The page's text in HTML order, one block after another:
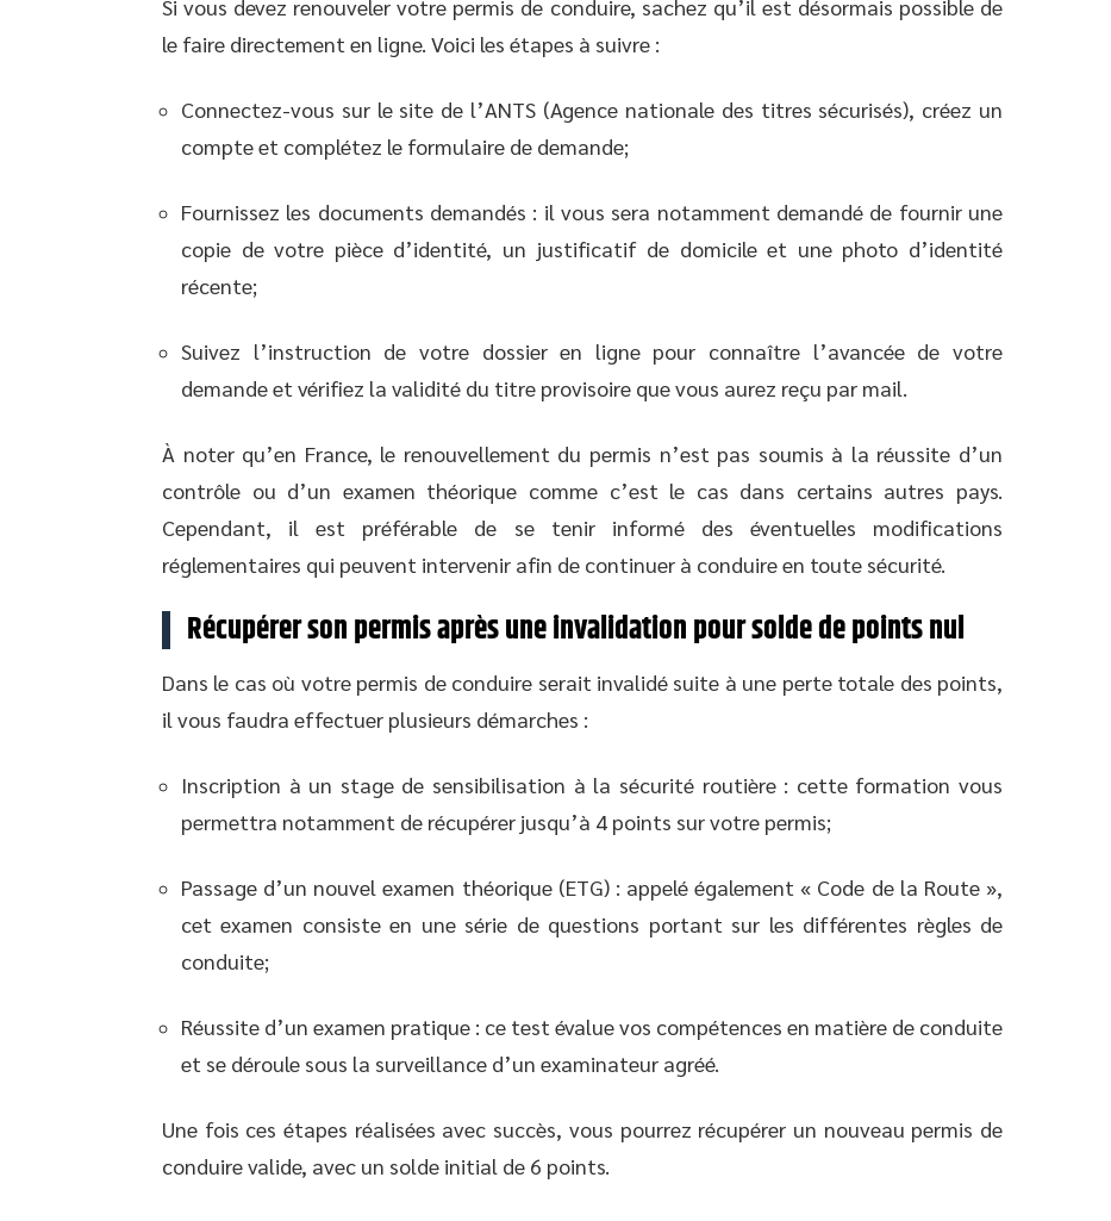
Si vous devez renouveler votre permis de conduire, sachez qu’il est désormais possible de
le faire directement en ligne. Voici les étapes à suivre :
Connectez-vous sur le site de l’ANTS (Agence nationale des titres sécurisés), créez un
compte et complétez le formulaire de demande;
Fournissez les documents demandés : il vous sera notamment demandé de fournir une
copie de votre pièce d’identité, un justificatif de domicile et une photo d’identité
récente;
Suivez l’instruction de votre dossier en ligne pour connaître l’avancée de votre
demande et vérifiez la validité du titre provisoire que vous aurez reçu par mail.
À noter qu’en France, le renouvellement du permis n’est pas soumis à la réussite d’un
contrôle ou d’un examen théorique comme c’est le cas dans certains autres pays.
Cependant, il est préférable de se tenir informé des éventuelles modifications
réglementaires qui peuvent intervenir afin de continuer à conduire en toute sécurité.
Récupérer son permis après une invalidation pour solde de points nul
Dans le cas où votre permis de conduire serait invalidé suite à une perte totale des points,
il vous faudra effectuer plusieurs démarches :
Inscription à un stage de sensibilisation à la sécurité routière : cette formation vous
permettra notamment de récupérer jusqu’à 4 points sur votre permis;
Passage d’un nouvel examen théorique (ETG) : appelé également « Code de la Route »,
cet examen consiste en une série de questions portant sur les différentes règles de
conduite;
Réussite d’un examen pratique : ce test évalue vos compétences en matière de conduite
et se déroule sous la surveillance d’un examinateur agréé.
Une fois ces étapes réalisées avec succès, vous pourrez récupérer un nouveau permis de
conduire valide, avec un solde initial de 6 points.